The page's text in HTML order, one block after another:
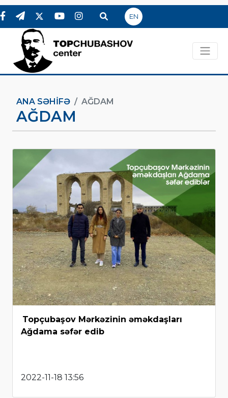
EN
ANA SƏHIFƏ AĞDAM
AĞDAM
Topçubaşov Mərkəzinin əməkdaşları
Ağdama səfər edib
2022-11-18 13:56